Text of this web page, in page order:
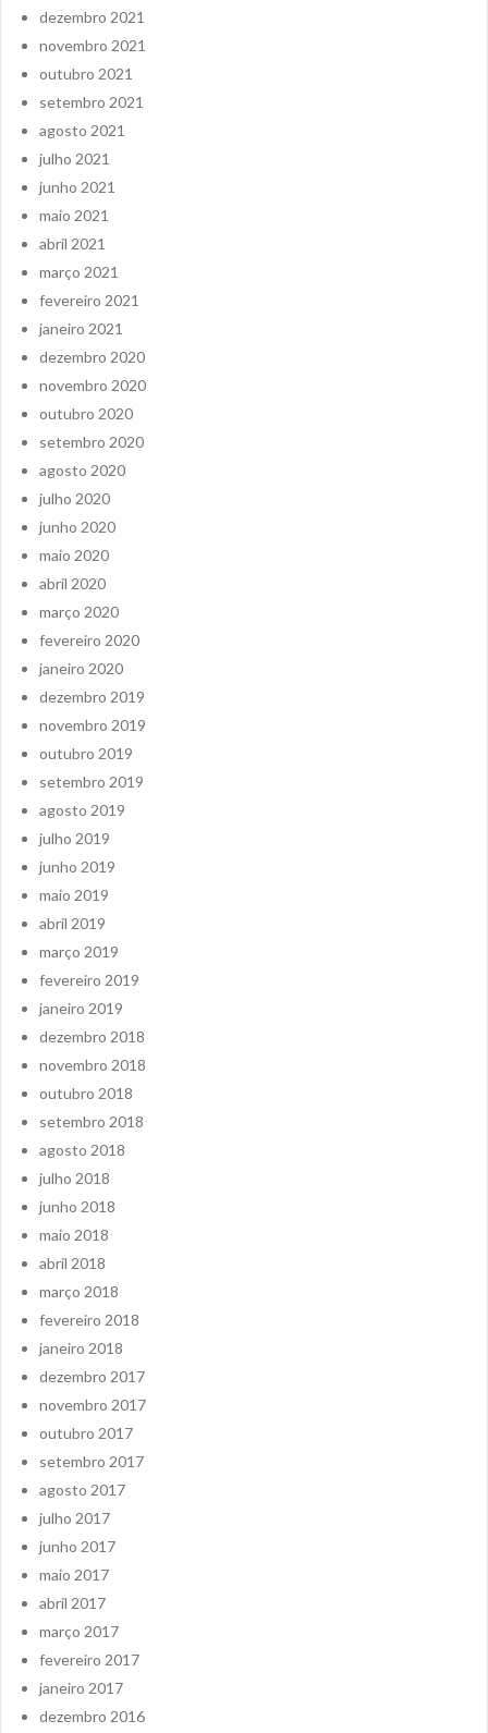
dezembro 2021
novembro 2021
outubro 2021
setembro 2021
agosto 2021
julho 2021
junho 2021
maio 2021
abril 2021
março 2021
fevereiro 2021
janeiro 2021
dezembro 2020
novembro 2020
outubro 2020
setembro 2020
agosto 2020
julho 2020
junho 2020
maio 2020
abril 2020
março 2020
fevereiro 2020
janeiro 2020
dezembro 2019
novembro 2019
outubro 2019
setembro 2019
agosto 2019
julho 2019
junho 2019
maio 2019
abril 2019
março 2019
fevereiro 2019
janeiro 2019
dezembro 2018
novembro 2018
outubro 2018
setembro 2018
agosto 2018
julho 2018
junho 2018
maio 2018
abril 2018
março 2018
fevereiro 2018
janeiro 2018
dezembro 2017
novembro 2017
outubro 2017
setembro 2017
agosto 2017
julho 2017
junho 2017
maio 2017
abril 2017
março 2017
fevereiro 2017
janeiro 2017
dezembro 2016